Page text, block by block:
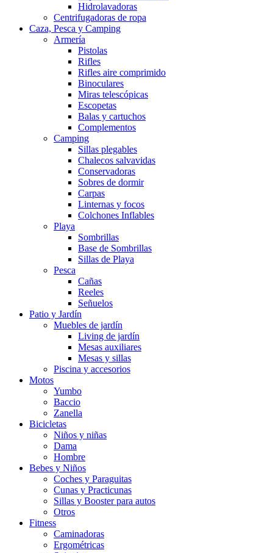
Hidrolavadoras
Centrifugadoras de ropa
Caza, Pesca y Camping
Armería
Pistolas
Rifles
Rifles aire comprimido
Binoculares
Miras telescópicas
Escopetas
Balas y cartuchos
Complementos
Camping
Sillas plegables
Chalecos salvavidas
Conservadoras
Sobres de dormir
Carpas
Linternas y focos
Colchones Inflables
Playa
Sombrillas
Base de Sombrillas
Sillas de Playa
Pesca
Cañas
Reeles
Señuelos
Patio y Jardín
Muebles de jardín
Living de jardín
Mesas auxiliares
Mesas y sillas
Piscina y accesorios
Motos
Yumbo
Baccio
Zanella
Bicicletas
Niños y niñas
Dama
Hombre
Bebes y Niños
Coches y Paraguitas
Cunas y Practicunas
Sillas y Booster para autos
Otros
Fitness
Caminadoras
Ergométricas